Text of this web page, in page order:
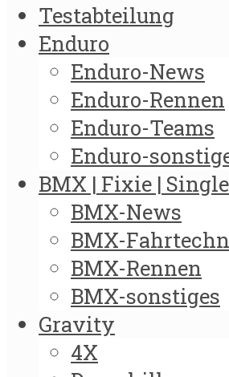
Testabteilung
Enduro
Enduro-News
Enduro-Rennen
Enduro-Teams
Enduro-
BMX | Fixie |
BMX-News
BMX-
BMX-Rennen
BMX-sonstiges
Gravity
4X